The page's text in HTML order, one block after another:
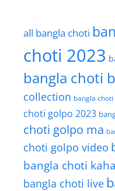
all bangla choti
choti 2023
bangla choti
collection bangla choti
choti golpo 2023
choti golpo ma
choti golpo video
bangla choti
bangla choti live